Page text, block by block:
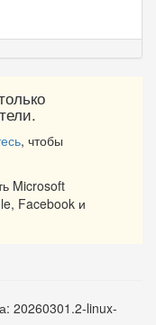
, чтобы
Microsoft
Facebook и
20260301.2-linux-